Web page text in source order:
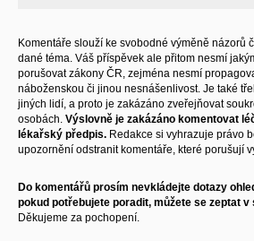
Komentáře slouží ke svobodné výměně názorů
dané téma. Váš příspěvek ale přitom nesmí
porušovat zákony ČR, zejména nesmí
náboženskou či jinou nesnášenlivost. Je také
jiných lidí, a proto je zakázáno zveřejňovat
osobách. Výslovně je zakázáno komentovat
lékařský předpis. Redakce si vyhrazuje právo
upozornění odstranit komentáře, které porušují
Do komentářů prosím nevkládejte dotazy
pokud potřebujete poradit, můžete se zeptat v
Děkujeme za pochopení.